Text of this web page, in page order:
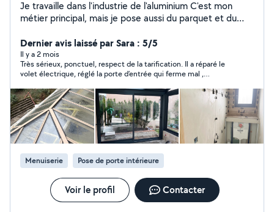
Je travaille dans l'industrie de l'aluminium C'est mon
métier principal, mais je pose aussi du parquet et du
Dernier avis laissé par Sara : 5/5
Il y a 2 mois
Très sérieux, ponctuel, respect de la tarification. Il a réparé le
volet électrique, réglé la porte d’entrée qui ferme mal ,
ne racle plus le sol. Très compétent
Menuiserie Pose de porte intérieure
Voir le profil Contacter